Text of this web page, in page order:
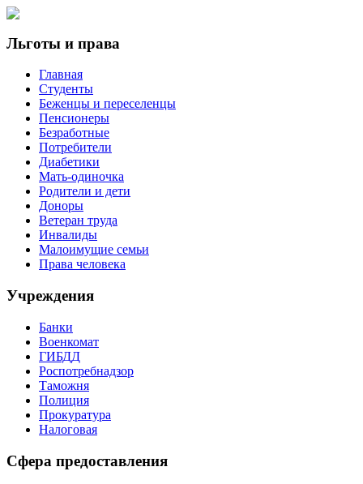
Льготы и права
Главная
Студенты
Беженцы и переселенцы
Пенсионеры
Безработные
Потребители
Диабетики
Мать-одиночка
Родители и дети
Доноры
Ветеран труда
Инвалиды
Малоимущие семьи
Права человека
Учреждения
Банки
Военкомат
ГИБДД
Роспотребнадзор
Таможня
Полиция
Прокуратура
Налоговая
Сфера предоставления